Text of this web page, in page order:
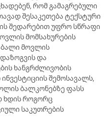
რომ გამაგრებული
შესაკეთება ტექსტური
შედარებით უფრო სწრაფი
მომსახურების
მოვლის
და
ხანგრძლივობის
შემოსავალს,
ბალკონებზე ფასს
ხდის როგორც
საკუთრების